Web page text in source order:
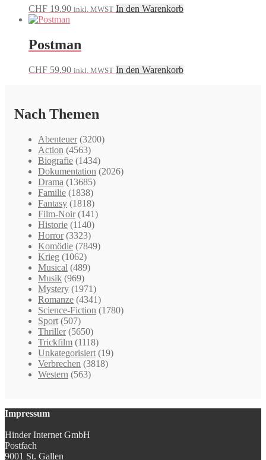
CHF 19.90 inkl. MWST In den Warenkorb
Postman
CHF 59.90 inkl. MWST In den Warenkorb
Nach Themen
Abenteuer (3200)
Action (4563)
Biografie (1434)
Dokumentation (2026)
Drama (13685)
Familie (1838)
Fantasy (1818)
Film-Noir (141)
Historie (1140)
Horror (3323)
Komödie (7849)
Krieg (1062)
Musical (489)
Musik (969)
Mystery (1971)
Romanze (4341)
Science-Fiction (1780)
Sport (507)
Thriller (5650)
Trickfilm (1118)
Unkategorisiert (19)
Verbrechen (3818)
Western (563)
Impressum
Hinder Internet GmbH
Postfach
9001 St. Gallen